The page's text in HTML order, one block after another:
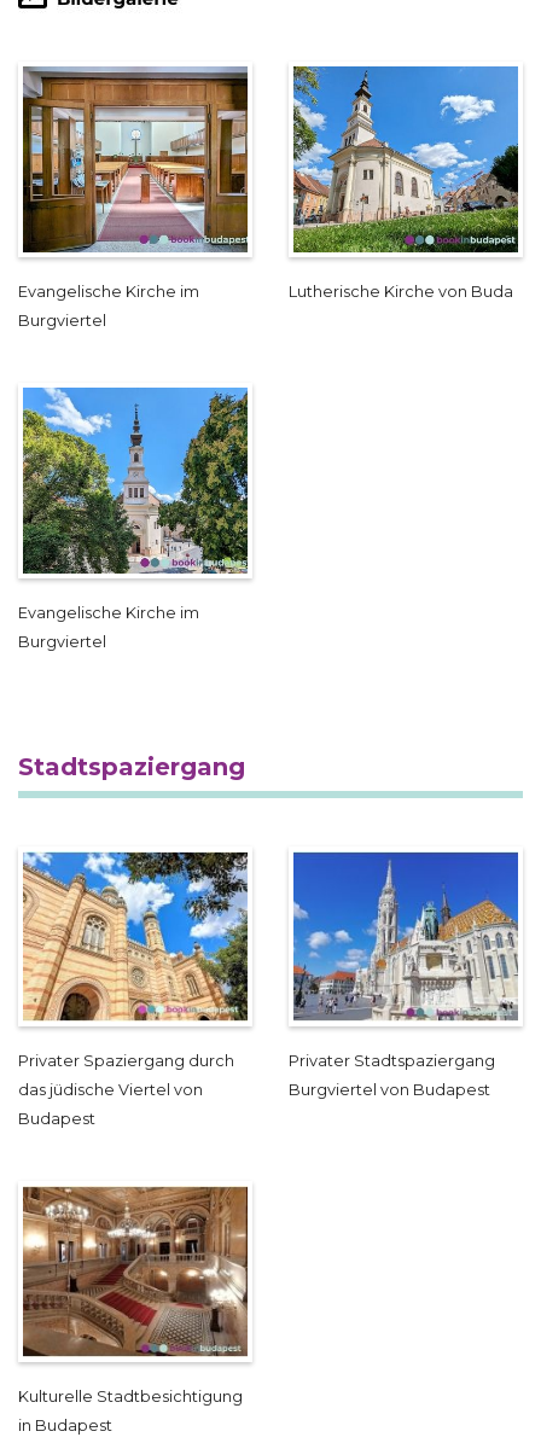
Evangelische Kirche im
Burgviertel
Lutherische Kirche von Buda
Evangelische Kirche im
Burgviertel
Stadtspaziergang
Privater Spaziergang durch
das jüdische Viertel von
Budapest
Privater Stadtspaziergang
Burgviertel von Budapest
Kulturelle Stadtbesichtigung
in Budapest